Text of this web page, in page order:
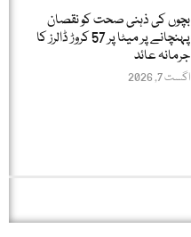
بچوں کی ذہنی صحت کو نقصان
پہنچانے پر میٹا پر 57 کروڑ ڈالرز کا
جرمانہ عائد
اگست 7, 2026